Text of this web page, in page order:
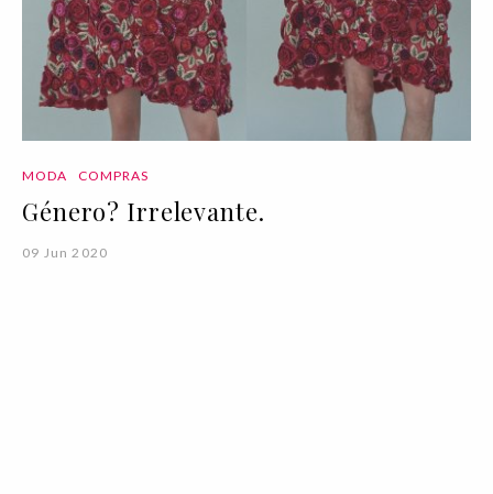
MODA COMPRAS
Género? Irrelevante.
09 Jun 2020